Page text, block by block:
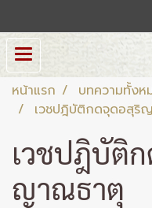
หน้าแรก บทความทั้งห
เวชปฎิบัติกดจุดอสุ
เวชปฎิบัติ
ญาณธาตุ